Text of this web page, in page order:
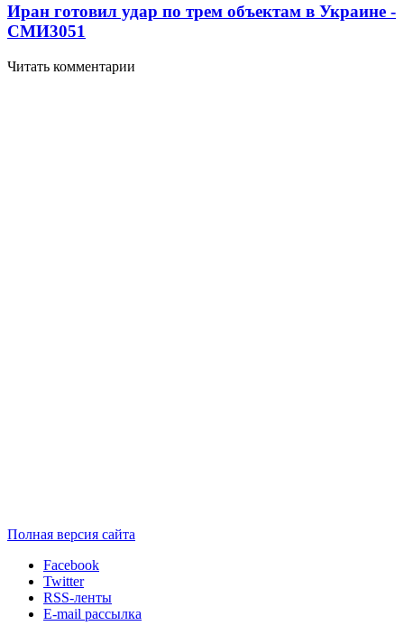
Иран готовил удар по трем объектам в Украине -
СМИ3051
Читать комментарии
Полная версия сайта
Facebook
Twitter
RSS-ленты
E-mail рассылка